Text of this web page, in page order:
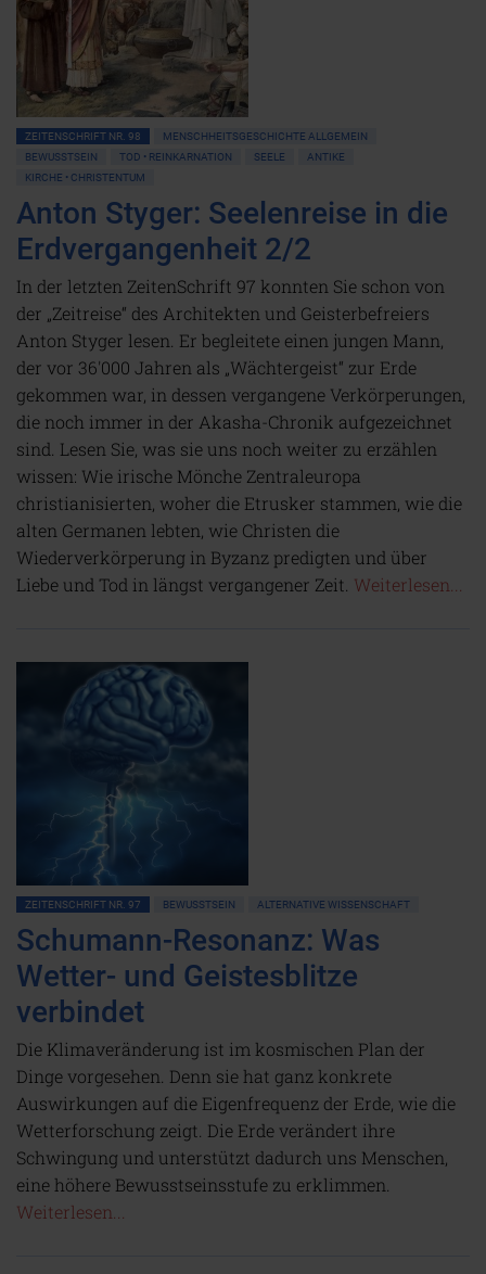
ZEITENSCHRIFT NR. 98
MENSCHHEITSGESCHICHTE ALLGEMEIN
BEWUSSTSEIN
TOD • REINKARNATION SEELE
ANTIKE
KIRCHE • CHRISTENTUM
Anton Styger: Seelenreise in die
Erdvergangenheit 2/2
In der letzten ZeitenSchrift 97 konnten Sie schon von
der „Zeitreise“ des Architekten und Geisterbefreiers
Anton Styger lesen. Er begleitete einen jungen Mann,
der vor 36'000 Jahren als „Wächtergeist“ zur Erde
gekommen war, in dessen vergangene Verkörperungen,
die noch immer in der Akasha-Chronik aufgezeichnet
sind. Lesen Sie, was sie uns noch weiter zu erzählen
wissen: Wie irische Mönche Zentraleuropa
christianisierten, woher die Etrusker stammen, wie die
alten Germanen lebten, wie Christen die
Wiederverkörperung in Byzanz predigten und über
Liebe und Tod in längst vergangener Zeit. Weiterlesen...
ZEITENSCHRIFT NR. 97 BEWUSSTSEIN ALTERNATIVE WISSENSCHAFT
Schumann-Resonanz: Was
Wetter- und Geistesblitze
verbindet
Die Klimaveränderung ist im kosmischen Plan der
Dinge vorgesehen. Denn sie hat ganz konkrete
Auswirkungen auf die Eigenfrequenz der Erde, wie die
Wetterforschung zeigt. Die Erde verändert ihre
Schwingung und unterstützt dadurch uns Menschen,
eine höhere Bewusstseinsstufe zu erklimmen.
Weiterlesen...